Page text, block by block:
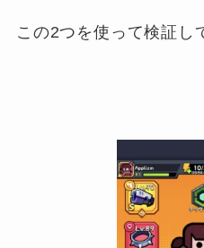
この2つを使って検証し